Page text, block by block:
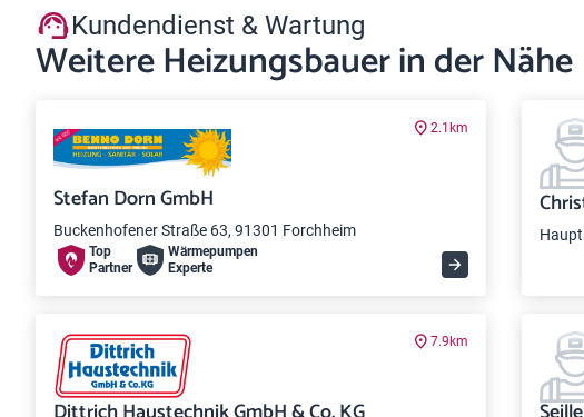
Kundendienst & Wartung
Weitere Heizungsbauer in der Nähe
2.1km
Stefan Dorn GmbH
Buckenhofener Straße 63, 91301 Forchheim
Top
Partner
Wärme­pumpen
Experte
7.9km